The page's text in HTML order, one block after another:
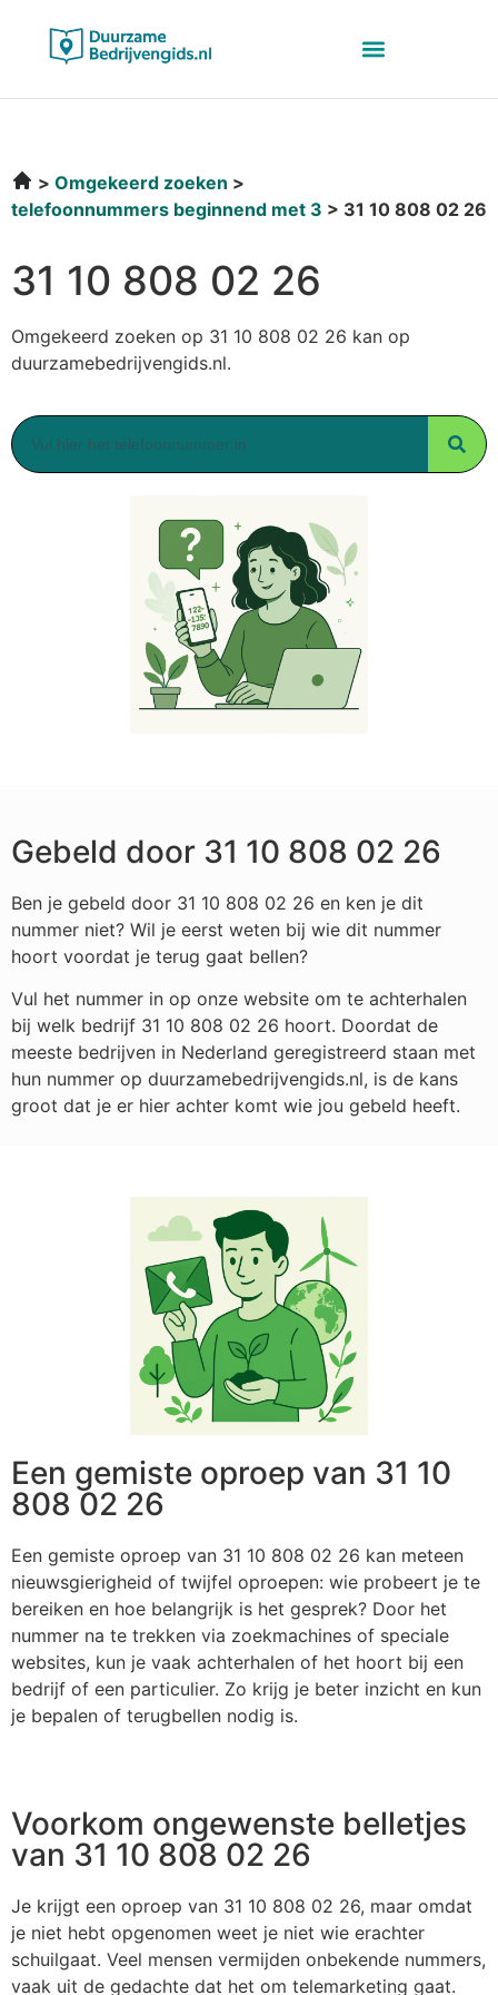
Omgekeerd zoeken
telefoonnummers beginnend met 3
31 10 808 02 26
31 10 808 02 26
Omgekeerd zoeken op 31 10 808 02 26 kan op
duurzamebedrijvengids.nl.
Gebeld door 31 10 808 02 26
Ben je gebeld door 31 10 808 02 26 en ken je dit
nummer niet? Wil je eerst weten bij wie dit nummer
hoort voordat je terug gaat bellen?
Vul het nummer in op onze website om te achterhalen
bij welk bedrijf 31 10 808 02 26 hoort. Doordat de
meeste bedrijven in Nederland geregistreerd staan met
hun nummer op duurzamebedrijvengids.nl, is de kans
groot dat je er hier achter komt wie jou gebeld heeft.
Een gemiste oproep van 31 10
808 02 26
Een gemiste oproep van 31 10 808 02 26 kan meteen
nieuwsgierigheid of twijfel oproepen: wie probeert je te
bereiken en hoe belangrijk is het gesprek? Door het
nummer na te trekken via zoekmachines of speciale
websites, kun je vaak achterhalen of het hoort bij een
bedrijf of een particulier. Zo krijg je beter inzicht en kun
je bepalen of terugbellen nodig is.
Voorkom ongewenste belletjes
van 31 10 808 02 26
Je krijgt een oproep van 31 10 808 02 26, maar omdat
je niet hebt opgenomen weet je niet wie erachter
schuilgaat. Veel mensen vermijden onbekende nummers,
vaak uit de gedachte dat het om telemarketing gaat.